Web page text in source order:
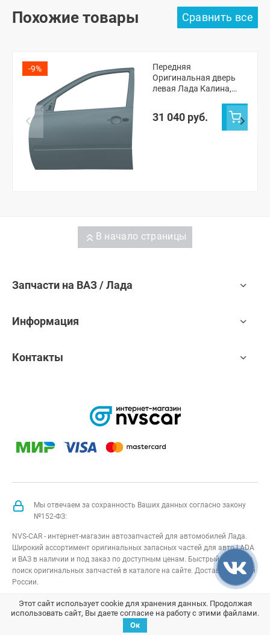
Похожие товары
-9%
Передняя
Оригинальная дверь
левая Лада Калина,
Гранта ФЛ (Серое
олово 607)
31 040 руб.
В начало страницы
Запчасти на ВАЗ / Лада
Информация
Контакты
Мы отвечаем за сохранность Ваших данных согласно закону
№152-ФЗ:
NVS-CAR - интернет-магазин автозапчастей для автомобилей Лада.
Широкий ассортимент оригинальных запасных частей для авто LADA
и ВАЗ в наличии и под заказ по доступным ценам. Быстрый подбор и
поиск оригинальных запчастей в каталоге на сайте. Доставка по всей
России.
NVS-CAR© 2014 –2026Все права защищеныкарта сайта;
Договор оферта; Политика конфиденциальности
Этот сайт использует cookie для хранения данных. Продолжая
использовать сайт, Вы даете согласие на работу с этими файлами.
Ок